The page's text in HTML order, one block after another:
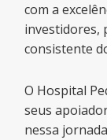
com a
investidores,
consistente
O Hospital
seus
nessa